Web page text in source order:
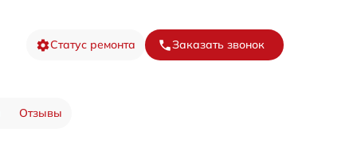
Статус ремонта Заказать звонок
Отзывы